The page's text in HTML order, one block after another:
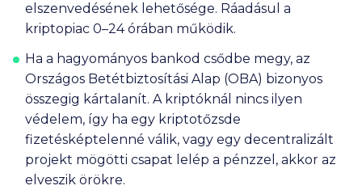
elszenvedésének lehetősége. Ráadásul a
kriptopiac 0–24 órában működik.
Ha a hagyományos bankod csődbe megy, az
Országos Betétbiztosítási Alap (OBA) bizonyos
összegig kártalanít. A kriptóknál nincs ilyen
védelem, így ha egy kriptotőzsde
fizetésképtelenné válik, vagy egy decentralizált
projekt mögötti csapat lelép a pénzzel, akkor az
elveszik örökre.